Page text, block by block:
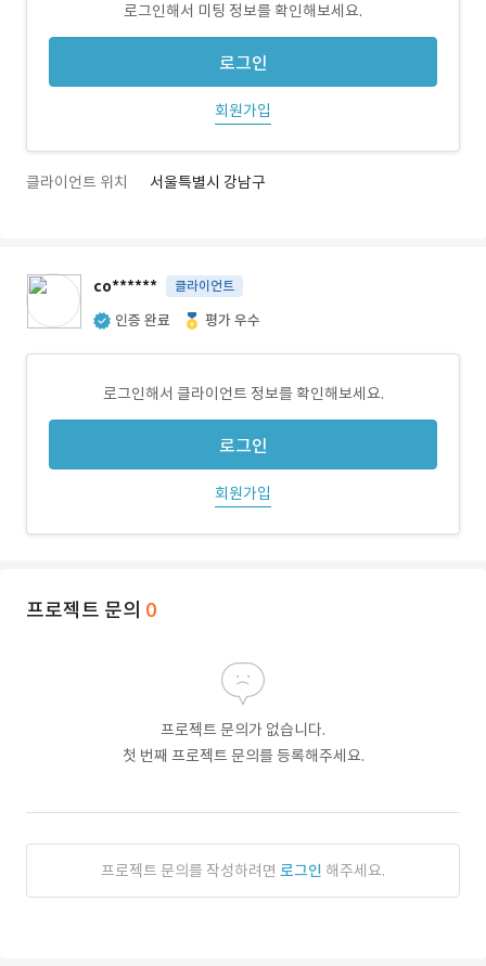
로그인해서 미팅 정보를 확인해보세요.
로그인
회원가입
클라이언트 위치 서울특별시 강남구
co****** 클라이언트
인증 완료 평가 우수
로그인해서 클라이언트 정보를 확인해보세요.
로그인
회원가입
프로젝트 문의 0
프로젝트 문의가 없습니다.
첫 번째 프로젝트 문의를 등록해주세요.
프로젝트 문의를 작성하려면 로그인 해주세요.